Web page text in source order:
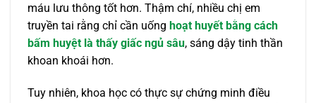
máu lưu thông tốt hơn. Thậm chí, nhiều chị em
truyền tai rằng chỉ cần uống hoạt huyết bằng cách
bấm huyệt là thấy giấc ngủ sâu, sáng dậy tinh thần
khoan khoái hơn.
Tuy nhiên, khoa học có thực sự chứng minh điều